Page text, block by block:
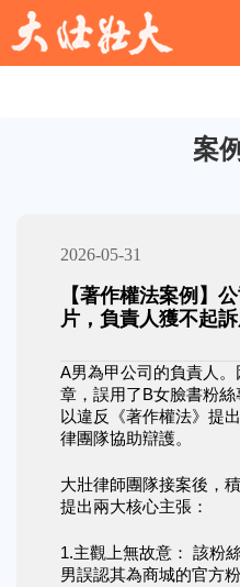
案
2026-05-31
【著作權法案例】
片，負責人獲不起
A男為甲公司的負責人
章，誤用了B女臉書粉
以違反《著作權法》提
律團隊協助辯護。
大壯律師團隊接案後，
提出兩大核心主張：
1.主觀上無故意： 該粉
男誤認其為商城的官方